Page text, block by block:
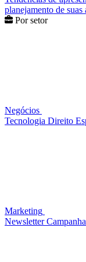
planejamento de suas
Por setor
Negócios
Tecnologia Direito
Marketing
Newsletter Campanha